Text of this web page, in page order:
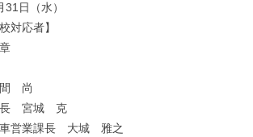
日（水）
対応者】
間 尚
長 宮城 克
車営業課長 大城 雅之